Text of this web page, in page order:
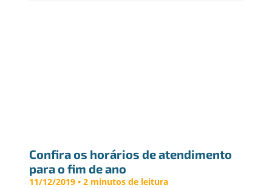
Confira os horários de atendimento
para o fim de ano
11/12/2019 • 2 minutos de leitura